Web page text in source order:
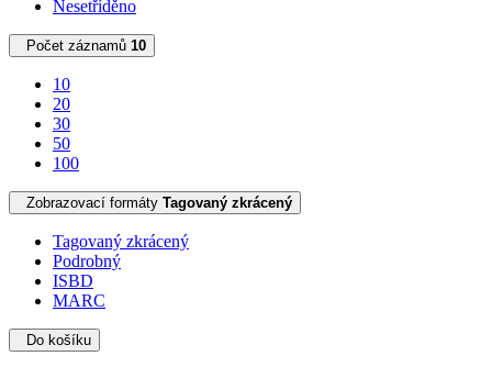
Nesetříděno
Počet záznamů 10
10
20
30
50
100
Zobrazovací formáty Tagovaný zkrácený
Tagovaný zkrácený
Podrobný
ISBD
MARC
Do košíku